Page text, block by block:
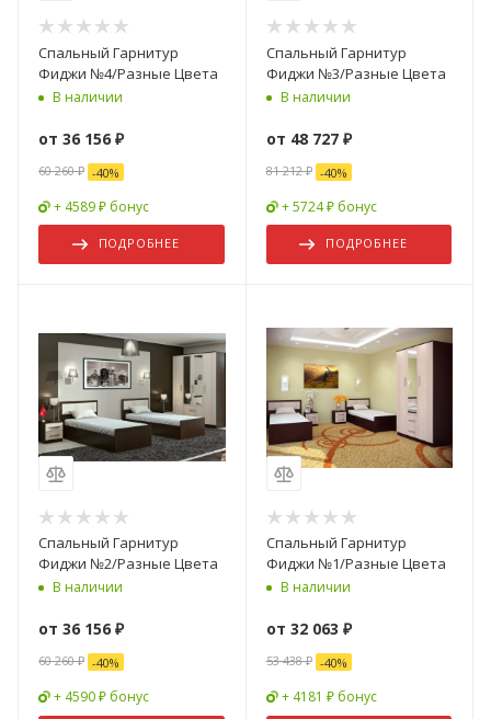
Спальный Гарнитур
Фиджи №4/Разные Цвета
В наличии
от 36 156 ₽
60 260 ₽ -40%
+ 4589 ₽ бонус
ПОДРОБНЕЕ
Спальный Гарнитур
Фиджи №3/Разные Цвета
В наличии
от 48 727 ₽
81 212 ₽ -40%
+ 5724 ₽ бонус
ПОДРОБНЕЕ
Спальный Гарнитур
Фиджи №2/Разные Цвета
В наличии
от 36 156 ₽
60 260 ₽ -40%
+ 4590 ₽ бонус
Спальный Гарнитур
Фиджи №1/Разные Цвета
В наличии
от 32 063 ₽
53 438 ₽ -40%
+ 4181 ₽ бонус